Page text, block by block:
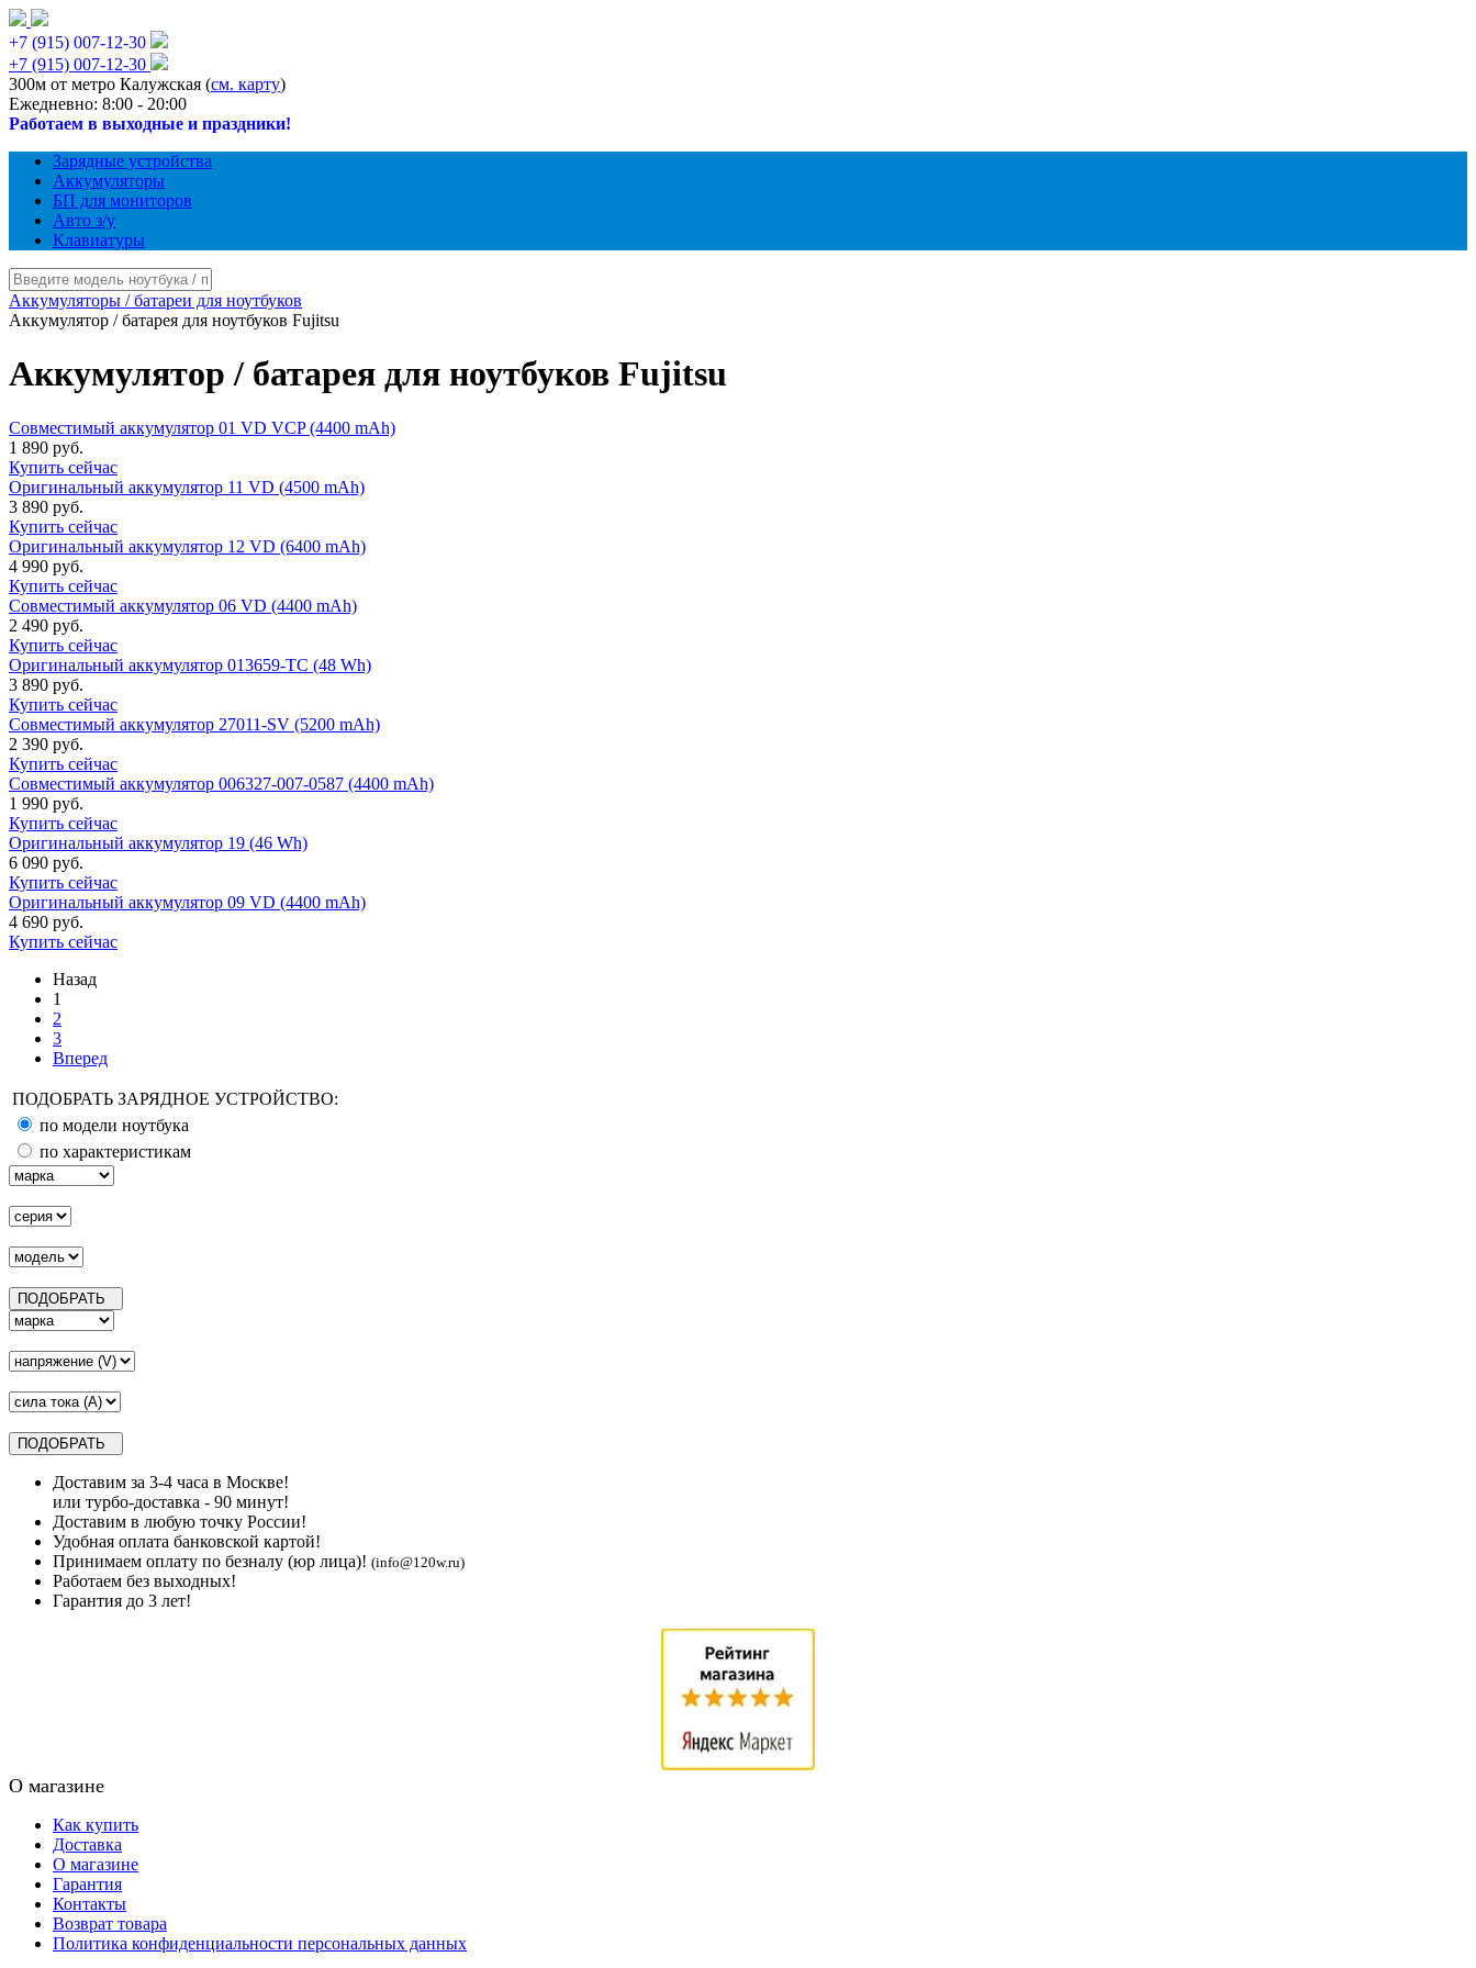
+7 (915) 007-12-30
+7 (915) 007-12-30
300м от метро Калужская (см. карту)
Ежедневно: 8:00 - 20:00
Работаем в выходные и праздники!
Зарядные устройства
Аккумуляторы
БП для мониторов
Авто з/у
Клавиатуры
Аккумуляторы / батареи для ноутбуков
Аккумулятор / батарея для ноутбуков Fujitsu
Аккумулятор / батарея для ноутбуков Fujitsu
Совместимый аккумулятор 01 VD VCP (4400 mAh)
1 890 руб.
Купить сейчас
Оригинальный аккумулятор 11 VD (4500 mAh)
3 890 руб.
Купить сейчас
Оригинальный аккумулятор 12 VD (6400 mAh)
4 990 руб.
Купить сейчас
Совместимый аккумулятор 06 VD (4400 mAh)
2 490 руб.
Купить сейчас
Оригинальный аккумулятор 013659-TC (48 Wh)
3 890 руб.
Купить сейчас
Совместимый аккумулятор 27011-SV (5200 mAh)
2 390 руб.
Купить сейчас
Совместимый аккумулятор 006327-007-0587 (4400 mAh)
1 990 руб.
Купить сейчас
Оригинальный аккумулятор 19 (46 Wh)
6 090 руб.
Купить сейчас
Оригинальный аккумулятор 09 VD (4400 mAh)
4 690 руб.
Купить сейчас
Назад
1
2
3
Вперед
ПОДОБРАТЬ ЗАРЯДНОЕ УСТРОЙСТВО:
по модели ноутбука
по характеристикам
Доставим за 3-4 часа в Москве!
или турбо-доставка - 90 минут!
Доставим в любую точку России!
Удобная оплата банковской картой!
Принимаем оплату по безналу (юр лица)! (info@120w.ru)
Работаем без выходных!
Гарантия до 3 лет!
О магазине
Как купить
Доставка
О магазине
Гарантия
Контакты
Возврат товара
Политика конфиденциальности персональных данных